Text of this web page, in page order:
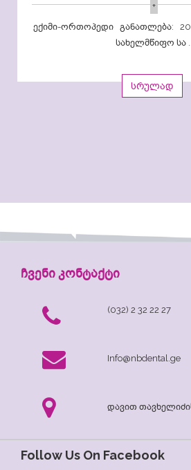
+
ექიმი-ორთოპედი განათლება:
სახელმწიფო სა
სრულად
ჩვენი კონტაქტი
(032) 2 32 22 27
Info@nbdental.ge
დავით
Follow Us On Facebook